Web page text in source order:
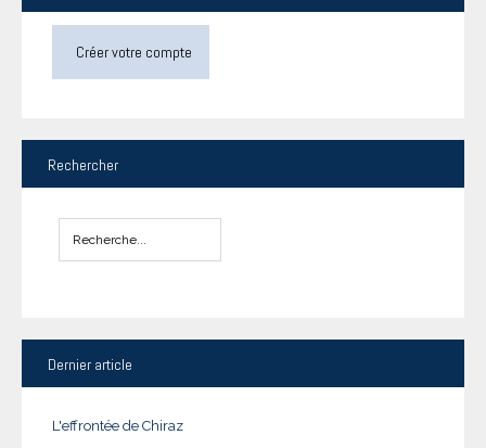
Créer votre compte
Rechercher
Dernier article
L'effrontée de Chiraz